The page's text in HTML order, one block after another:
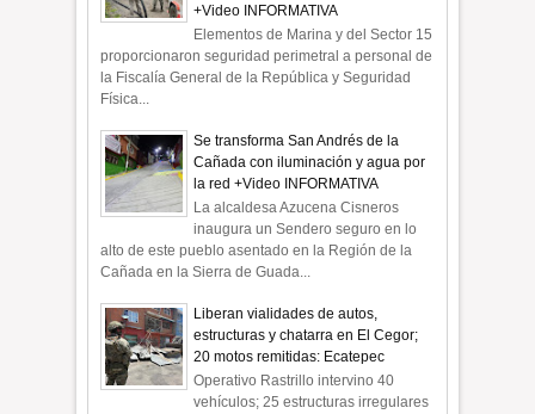
+Video INFORMATIVA
Elementos de Marina y del Sector 15
proporcionaron seguridad perimetral a personal de
la Fiscalía General de la República y Seguridad
Física...
Se transforma San Andrés de la
Cañada con iluminación y agua por
la red +Video INFORMATIVA
La alcaldesa Azucena Cisneros
inaugura un Sendero seguro en lo
alto de este pueblo asentado en la Región de la
Cañada en la Sierra de Guada...
Liberan vialidades de autos,
estructuras y chatarra en El Cegor;
20 motos remitidas: Ecatepec
Operativo Rastrillo intervino 40
vehículos; 25 estructuras irregulares